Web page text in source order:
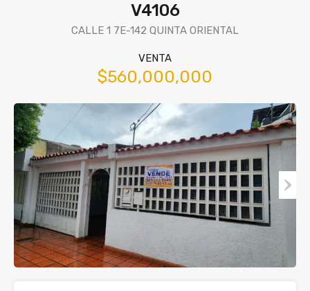
V4106
CALLE 1 7E-142 QUINTA ORIENTAL
VENTA
$560,000,000